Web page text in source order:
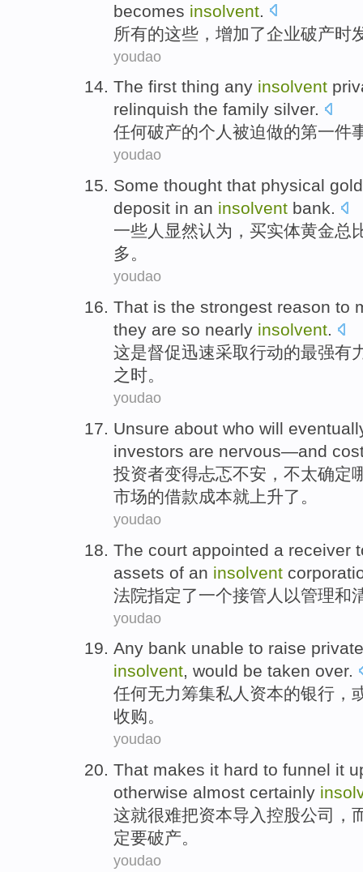
becomes insolvent
所有的这些 ， 增加了企业破产时
youdao
The first thing any insolvent
relinquish the family silver.
任何破产的个人 被迫做的第一件
youdao
Some thought that physical gold
deposit in an insolvent bank.
一些人 显然认为 ，买实体黄金总
多。
youdao
That is the strongest reason to
they are so nearly insolvent.
这是督促迅速采取行动的最强有
之时。
youdao
Unsure about who will
investors are nervous—and
投资者变得忐忑不安 ，不太确定
市场的借款成本就 上升了 。
youdao
The court appointed a receiver
assets of an insolvent
法院指定了一个接管人 以管理和
youdao
Any bank unable to raise private
insolvent, would be taken over.
任何无力筹集私人 资本的银行 ，
收购。
youdao
That makes it hard to funnel it
otherwise almost certainly
这就很难把资本导入控股公司
，
定要破产。
youdao